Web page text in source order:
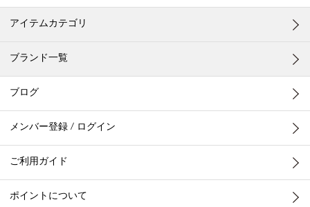
アイテムカテゴリ
ブランド一覧
ブログ
メンバー登録 / ログイン
ご利用ガイド
ポイントについて